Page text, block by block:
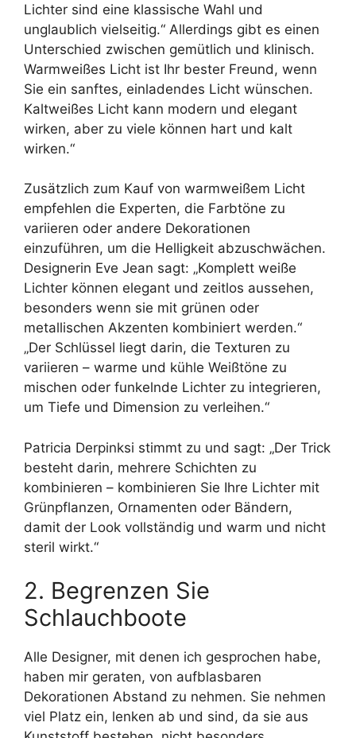
Lichter sind eine klassische Wahl und
unglaublich vielseitig.“ Allerdings gibt es einen
Unterschied zwischen gemütlich und klinisch.
Warmweißes Licht ist Ihr bester Freund, wenn
Sie ein sanftes, einladendes Licht wünschen.
Kaltweißes Licht kann modern und elegant
wirken, aber zu viele können hart und kalt
wirken.“
Zusätzlich zum Kauf von warmweißem Licht
empfehlen die Experten, die Farbtöne zu
variieren oder andere Dekorationen
einzuführen, um die Helligkeit abzuschwächen.
Designerin Eve Jean sagt: „Komplett weiße
Lichter können elegant und zeitlos aussehen,
besonders wenn sie mit grünen oder
metallischen Akzenten kombiniert werden.“
„Der Schlüssel liegt darin, die Texturen zu
variieren – warme und kühle Weißtöne zu
mischen oder funkelnde Lichter zu integrieren,
um Tiefe und Dimension zu verleihen.“
Patricia Derpinksi stimmt zu und sagt: „Der Trick
besteht darin, mehrere Schichten zu
kombinieren – kombinieren Sie Ihre Lichter mit
Grünpflanzen, Ornamenten oder Bändern,
damit der Look vollständig und warm und nicht
steril wirkt.“
2. Begrenzen Sie
Schlauchboote
Alle Designer, mit denen ich gesprochen habe,
haben mir geraten, von aufblasbaren
Dekorationen Abstand zu nehmen. Sie nehmen
viel Platz ein, lenken ab und sind, da sie aus